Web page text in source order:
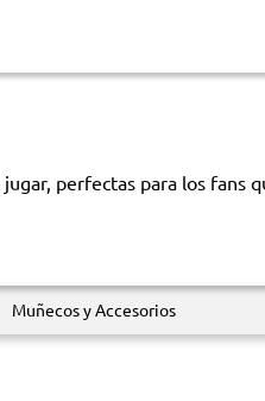
perfectas para los fans
Muñecos y Accesorios